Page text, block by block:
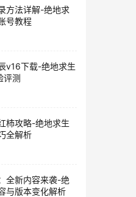
方法详解-绝地求
号教程
v16下载-绝地求生
评测
柿攻略-绝地求生
全解析
全新内容来袭-绝
与版本变化解析